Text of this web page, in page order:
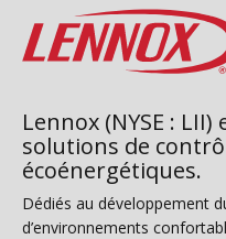
Lennox (NYSE :
solutions de
écoénergétiques.
Dédiés au développement
d’environnements